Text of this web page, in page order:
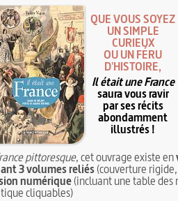
QUE VOUS SOYEZ
UN SIMPLE
CURIEUX
OU UN FÉRU
D'HISTOIRE,
Il était une France
saura vous ravir
par ses récits
abondamment
illustrés !
pittoresque, cet ouvrage existe en
3 volumes reliés(couverture
numérique(incluant une table des
cliquables)